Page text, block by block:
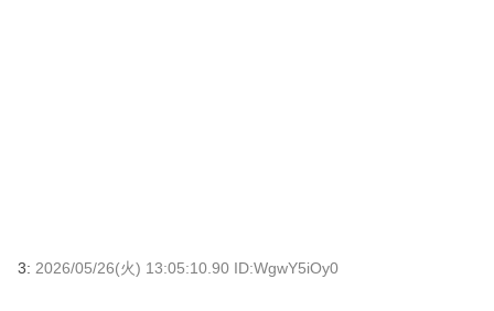
3: 2026/05/26(火) 13:05:10.90 ID:WgwY5iOy0